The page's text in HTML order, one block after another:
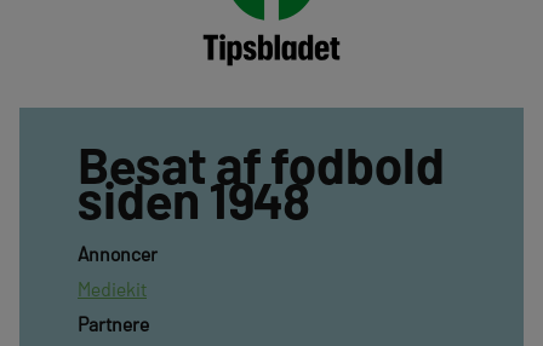
Besat af fodbold
siden 1948
Annoncer
Mediekit
Partnere